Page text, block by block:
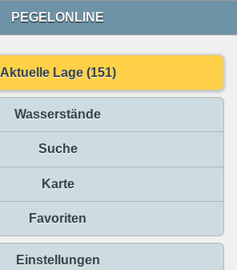
PEGELONLINE
Aktuelle Lage (151)
Wasserstände
Suche
Karte
Favoriten
Einstellungen